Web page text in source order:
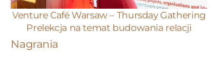
Venture Café Warsaw – Thursday Gathering
Prelekcja na temat budowania relacji
Nagrania